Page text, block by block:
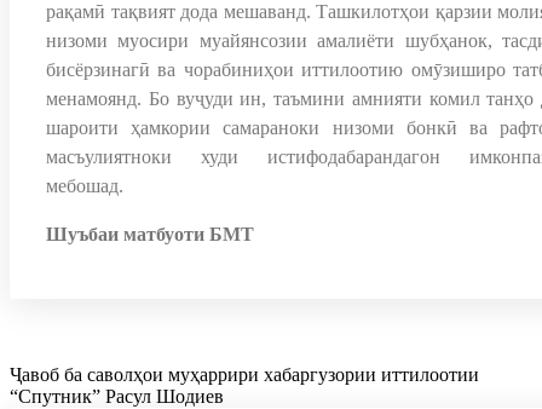
рақамӣ тақвият дода мешаванд. Ташкилотҳои қарзии
низоми муосири муайянсозии амалиёти шубҳанок,
бисёрзинагӣ ва чорабиниҳои иттилоотию омӯзиширо
менамоянд. Бо вуҷуди ин, таъмини амнияти комил танҳо
шароити ҳамкории самараноки низоми бонкӣ ва
масъулиятноки худи истифодабарандагон
мебошад.
Шуъбаи матбуоти БМТ
Ҷавоб ба саволҳои муҳаррири хабаргузории иттилоотии
“Спутник” Расул Шодиев